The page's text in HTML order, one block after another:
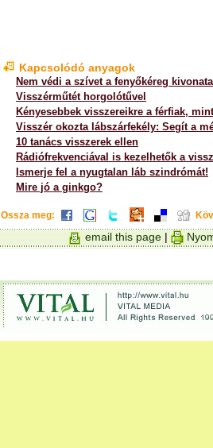
Kapcsolódó anyagok
Nem védi a szívet a fenyőkéreg kivonata
Visszérműtét horgolótűvel
Kényesebbek visszereikre a férfiak,
Visszér okozta lábszárfekély: Segít a
10 tanács visszerek ellen
Rádiófrekvenciával is kezelhetők a
Ismerje fel a nyugtalan láb szindrómát!
Mire jó a ginkgo?
Ossza meg:
email this page |